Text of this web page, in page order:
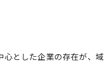
心とした企業の存在が、